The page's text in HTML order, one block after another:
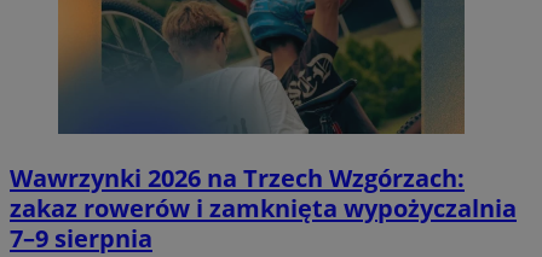
Wawrzynki 2026 na Trzech Wzgórzach:
zakaz rowerów i zamknięta wypożyczalnia
7–9 sierpnia